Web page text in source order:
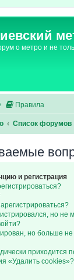
о метро и не
Правила
Список форумов
и регистрация
но не
но больше не
приходится
«Удалить cookies»?